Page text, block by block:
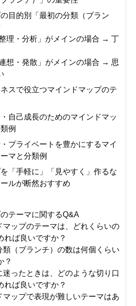
目的別「最初の分類（ブラン
理・分析」がメインの場合 → 丁
想・発散」がメインの場合 → 思
ネスで役立つマインドマップのテ
・自己成長のためのマインドマッ
例
・プライベートを豊かにするマイ
マと分類例
「手軽に」「見やすく」作るな
ルが断然おすすめ
テーマに関するQ&A
マップのテーマは、どれくらいの
れば良いですか？
類（ブランチ）の数は何個くらい
？
迷ったときは、どのような切り口
れば良いですか？
マップで表現が難しいテーマはあ